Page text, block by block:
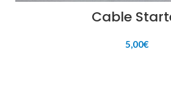
Cable
5,00€